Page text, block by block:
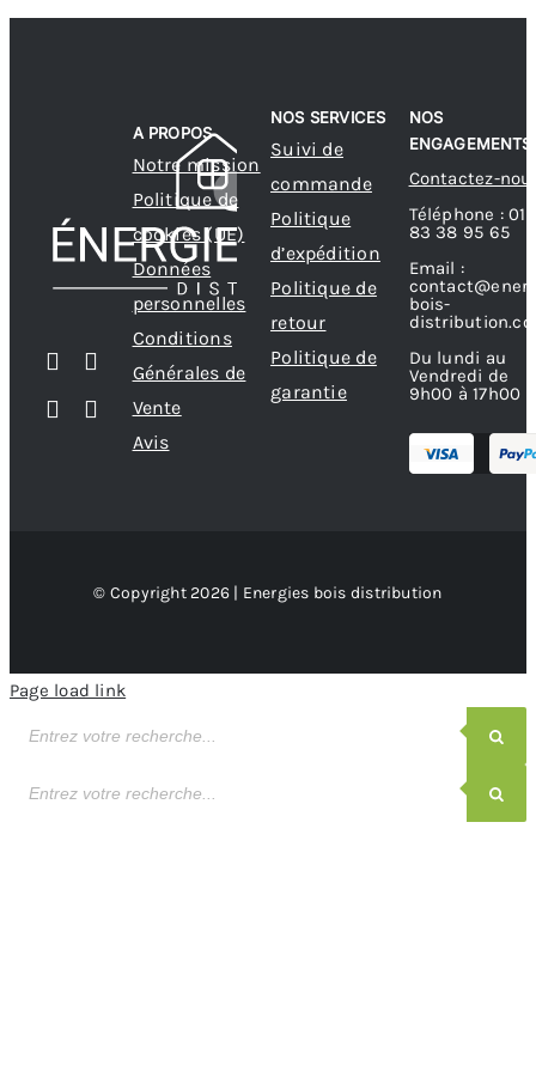
A PROPOS
Notre mission
Politique de
cookies (UE)
Données
personnelles
Conditions
Générales de
Vente
Avis
NOS SERVICES
Suivi de
commande
Politique
d’expédition
Politique de
retour
Politique de
garantie
NOS
ENGAGEMENTS
Contactez-
Téléphone : 01
83 38 95 65
Email :
bois-
Du lundi au
Vendredi de
9h00 à 17h00
© Copyright 2026 | Energies bois distribution
Page load link
de
de